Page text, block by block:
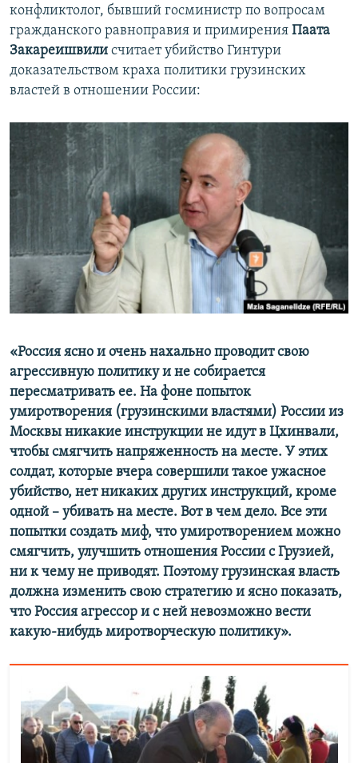
конфликтолог, бывший госминистр по вопросам
гражданского равноправия и примирения Паата
Закареишвили считает убийство Гинтури
доказательством краха политики грузинских
властей в отношении России:
«Россия ясно и очень нахально проводит свою
агрессивную политику и не собирается
пересматривать ее. На фоне попыток
умиротворения (грузинскими властями) России из
Москвы никакие инструкции не идут в Цхинвали,
чтобы смягчить напряженность на месте. У этих
солдат, которые вчера совершили такое ужасное
убийство, нет никаких других инструкций, кроме
одной – убивать на месте. Вот в чем дело. Все эти
попытки создать миф, что умиротворением можно
смягчить, улучшить отношения России с Грузией,
ни к чему не приводят. Поэтому грузинская власть
должна изменить свою стратегию и ясно показать,
что Россия агрессор и с ней невозможно вести
какую-нибудь миротворческую политику».